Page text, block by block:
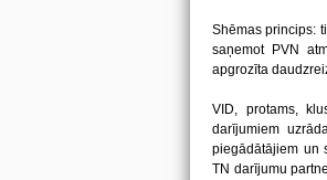
Shēmas princips:
saņemot PVN
apgrozīta
VID, protams,
darījumiem
piegādātājiem un
TN darījumu